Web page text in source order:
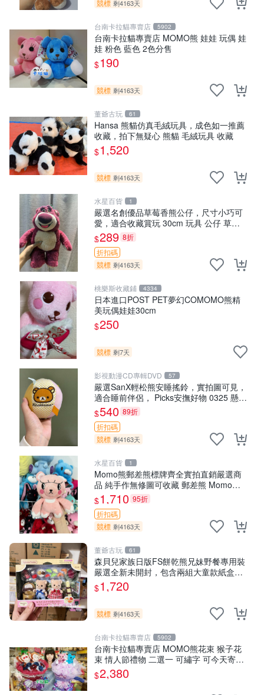
競標 剩4163天
台南卡拉貓專賣店 5902
台南卡拉貓專賣店 MOMO熊 娃娃 玩偶 娃
娃 粉色 藍色 2色分售
$190
競標 剩4163天
董爺古玩 61
Hansa 熊貓仿真毛絨玩具，成色如一推薦
收藏，拍下無疑心 熊貓 毛絨玩具 收藏
$1,520
競標 剩4163天
水星百貨 1
嚴選名創優品草莓香熊公仔，尺寸小巧可
愛，適合收藏賞玩 30cm 玩具 公仔 草莓
熊
$289 8折
折扣碼
競標 剩4163天
桃樂斯收藏鋪 4334
日本進口POST PET夢幻COMOMO熊精
美玩偶娃娃30cm
$250
競標 剩7天
影視動漫CD專輯DVD 57
嚴選SanX輕松熊安睡搖鈴，實拍圖可見，
適合睡前伴侶， Picks安撫好物 0325 懸吊
電腦
$540 89折
折扣碼
競標 剩4163天
水星百貨 1
Momo熊郵差熊標牌齊全實拍直銷嚴選商
品 純手作無修圖可收藏 郵差熊 Momo熊
標牌 商品
$1,710 95折
折扣碼
競標 剩4163天
董爺古玩 61
森貝兒家族日版FS餅乾熊兄妹野餐專用裝
嚴選全新未開封，包含兩組大童款紙盒
裝，適合收藏與分享。 餅乾熊兄妹、野
餐、收藏
$1,720
競標 剩4163天
台南卡拉貓專賣店 5902
台南卡拉貓專賣店 MOMO熊花束 猴子花
束 情人節禮物 二選一 可繡字 可今天寄明
天到
$2,380